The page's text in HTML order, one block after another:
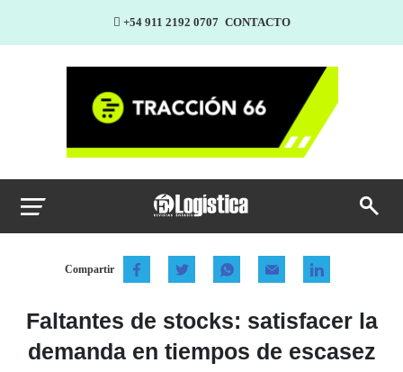
+54 911 2192 0707 CONTACTO
Compartir
Faltantes de stocks: satisfacer la
demanda en tiempos de escasez